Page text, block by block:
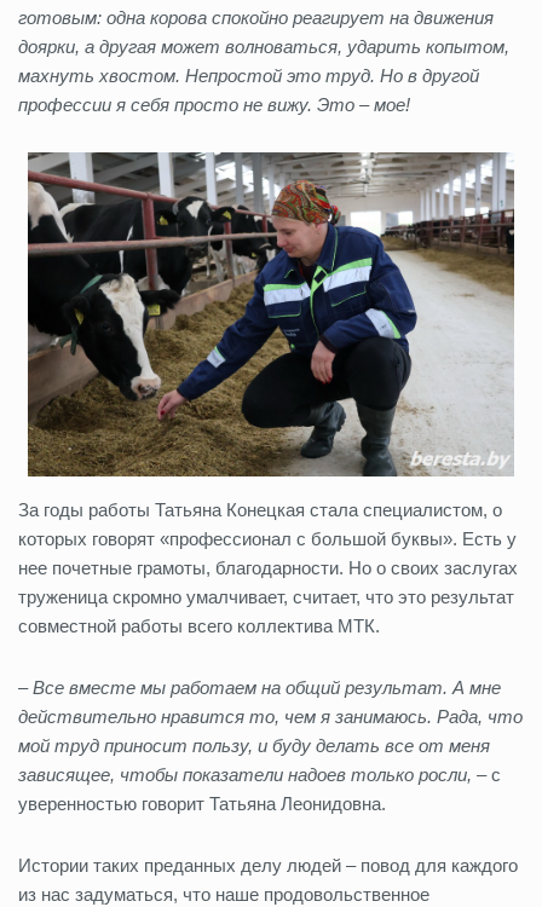
готовым: одна корова спокойно реагирует на движения
доярки, а другая может волноваться, ударить копытом,
махнуть хвостом. Непростой это труд. Но в другой
профессии я себя просто не вижу. Это – мое!
За годы работы Татьяна Конецкая стала специалистом, о
которых говорят «профессионал с большой буквы». Есть у
нее почетные грамоты, благодарности. Но о своих заслугах
труженица скромно умалчивает, считает, что это результат
совместной работы всего коллектива МТК.
– Все вместе мы работаем на общий результат. А мне
действительно нравится то, чем я занимаюсь. Рада, что
мой труд приносит пользу, и буду делать все от меня
зависящее, чтобы показатели надоев только росли, –с
уверенностью говорит Татьяна Леонидовна.
Истории таких преданных делу людей – повод для каждого
из нас задуматься, что наше продовольственное